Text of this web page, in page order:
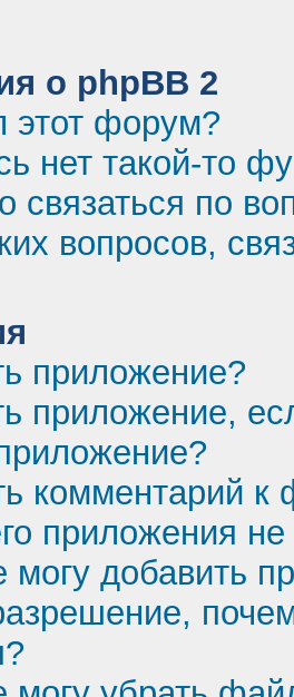
о phpBB 2
этот форум?
нет такой-то
по
вопросов,
приложение?
приложение,
комментарий к
приложения не
могу добавить